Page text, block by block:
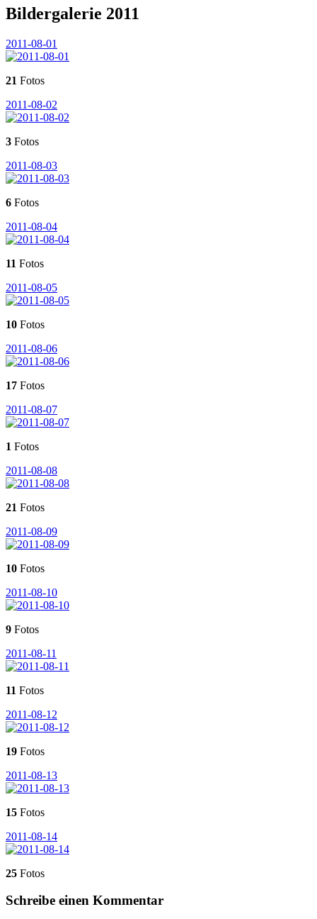
Bildergalerie 2011
2011-08-01
21 Fotos
2011-08-02
3 Fotos
2011-08-03
6 Fotos
2011-08-04
11 Fotos
2011-08-05
10 Fotos
2011-08-06
17 Fotos
2011-08-07
1 Fotos
2011-08-08
21 Fotos
2011-08-09
10 Fotos
2011-08-10
9 Fotos
2011-08-11
11 Fotos
2011-08-12
19 Fotos
2011-08-13
15 Fotos
2011-08-14
25 Fotos
Schreibe einen Kommentar